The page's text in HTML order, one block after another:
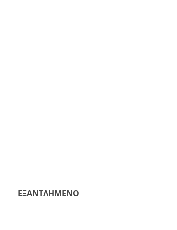
ΕΞΑΝΤΛΗΜΈΝΟ